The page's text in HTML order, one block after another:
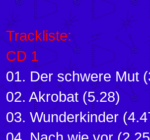
Trackliste:
CD 1
01. Der schwere Mut
02. Akrobat (5.28)
03. Wunderkinder